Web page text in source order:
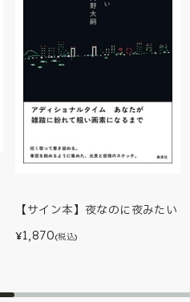
【サイン本】夜なのに夜みたい
¥1,870(税込)